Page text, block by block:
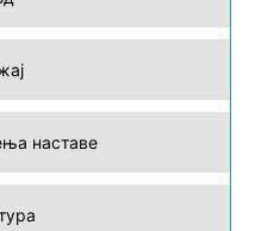
наставе